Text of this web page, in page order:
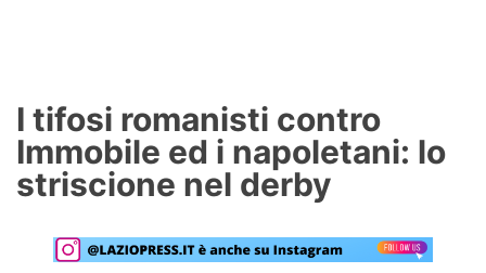
Formello
Infortuni
Primavera
I tifosi romanisti contro
Immobile ed i napoletani: lo
striscione nel derby